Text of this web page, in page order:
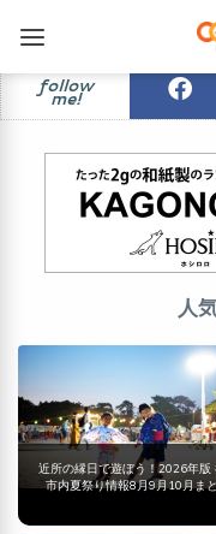
follow
me!
人
近所の縁日で遊ぼう！2026年版
市内夏祭り情報8月9月10月ま